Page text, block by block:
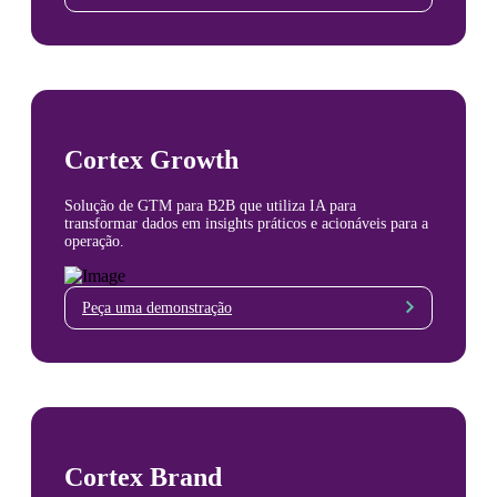
Cortex Growth
Solução de GTM para B2B que utiliza IA para
transformar dados em insights práticos e acionáveis para a
operação.
Peça uma demonstração
Cortex Brand